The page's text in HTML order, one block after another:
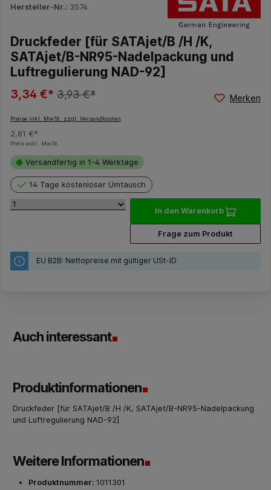
Hersteller-Nr.: 3574
Druckfeder [für SATAjet/B /H /K,
SATAjet/B-NR95-Nadelpackung und
Luftregulierung NAD-92]
3,34 €* 3,93 €* Merken
Preise inkl. MwSt. zzgl. Versandkosten
2,81 €*
Preis exkl. MwSt.
Versandfertig in 1-4 Werktage
14 Tage kostenloser Umtausch
In den Warenkorb
Frage zum Produkt
EU B2B: Nettopreise mit gültiger USt-ID
Auch interessant
Produktinformationen
Druckfeder [für SATAjet/B /H /K, SATAjet/B-NR95-Nadelpackung
und Luftregulierung NAD-92]
Weitere Informationen
Produktnummer: 1011301